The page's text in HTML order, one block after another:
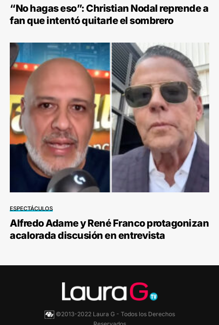
“No hagas eso”: Christian Nodal reprende a
fan que intentó quitarle el sombrero
ESPECTÁCULOS
Alfredo Adame y René Franco protagonizan
acalorada discusión en entrevista
©2013-2022 Laura G - Todos los Derechos